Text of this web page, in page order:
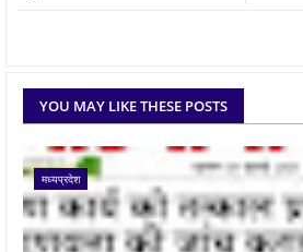
YOU MAY LIKE THESE POSTS
मध्यप्रदेश